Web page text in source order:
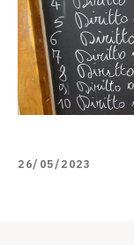
26/05/2023